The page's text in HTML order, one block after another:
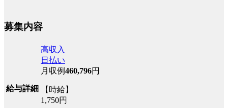
募集内容
給与詳細
高収入
日払い
月収例460,796円
【時給】
1,750円